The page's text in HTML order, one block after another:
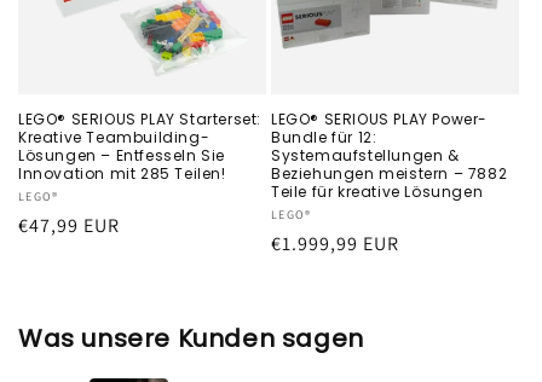
LEGO® SERIOUS PLAY Starterset:
Kreative Teambuilding-
Lösungen – Entfesseln Sie
Innovation mit 285 Teilen!
Anbieter:
LEGO®
Normaler
€47,99 EUR
LEGO® SERIOUS PLAY Power-
Bundle für 12:
Systemaufstellungen &
Beziehungen meistern – 7882
Teile für kreative Lösungen
Anbieter:
LEGO®
Normaler
€1.999,99 EUR
Was unsere Kunden sagen